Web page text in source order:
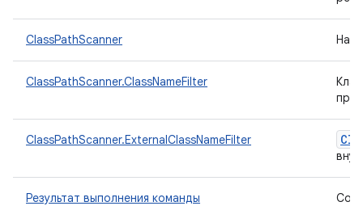
ClassPathScanner
ClassPathScanner.ClassNameFilter
ClassPathScanner.ExternalClassNameFilter
Результат выполнения команды